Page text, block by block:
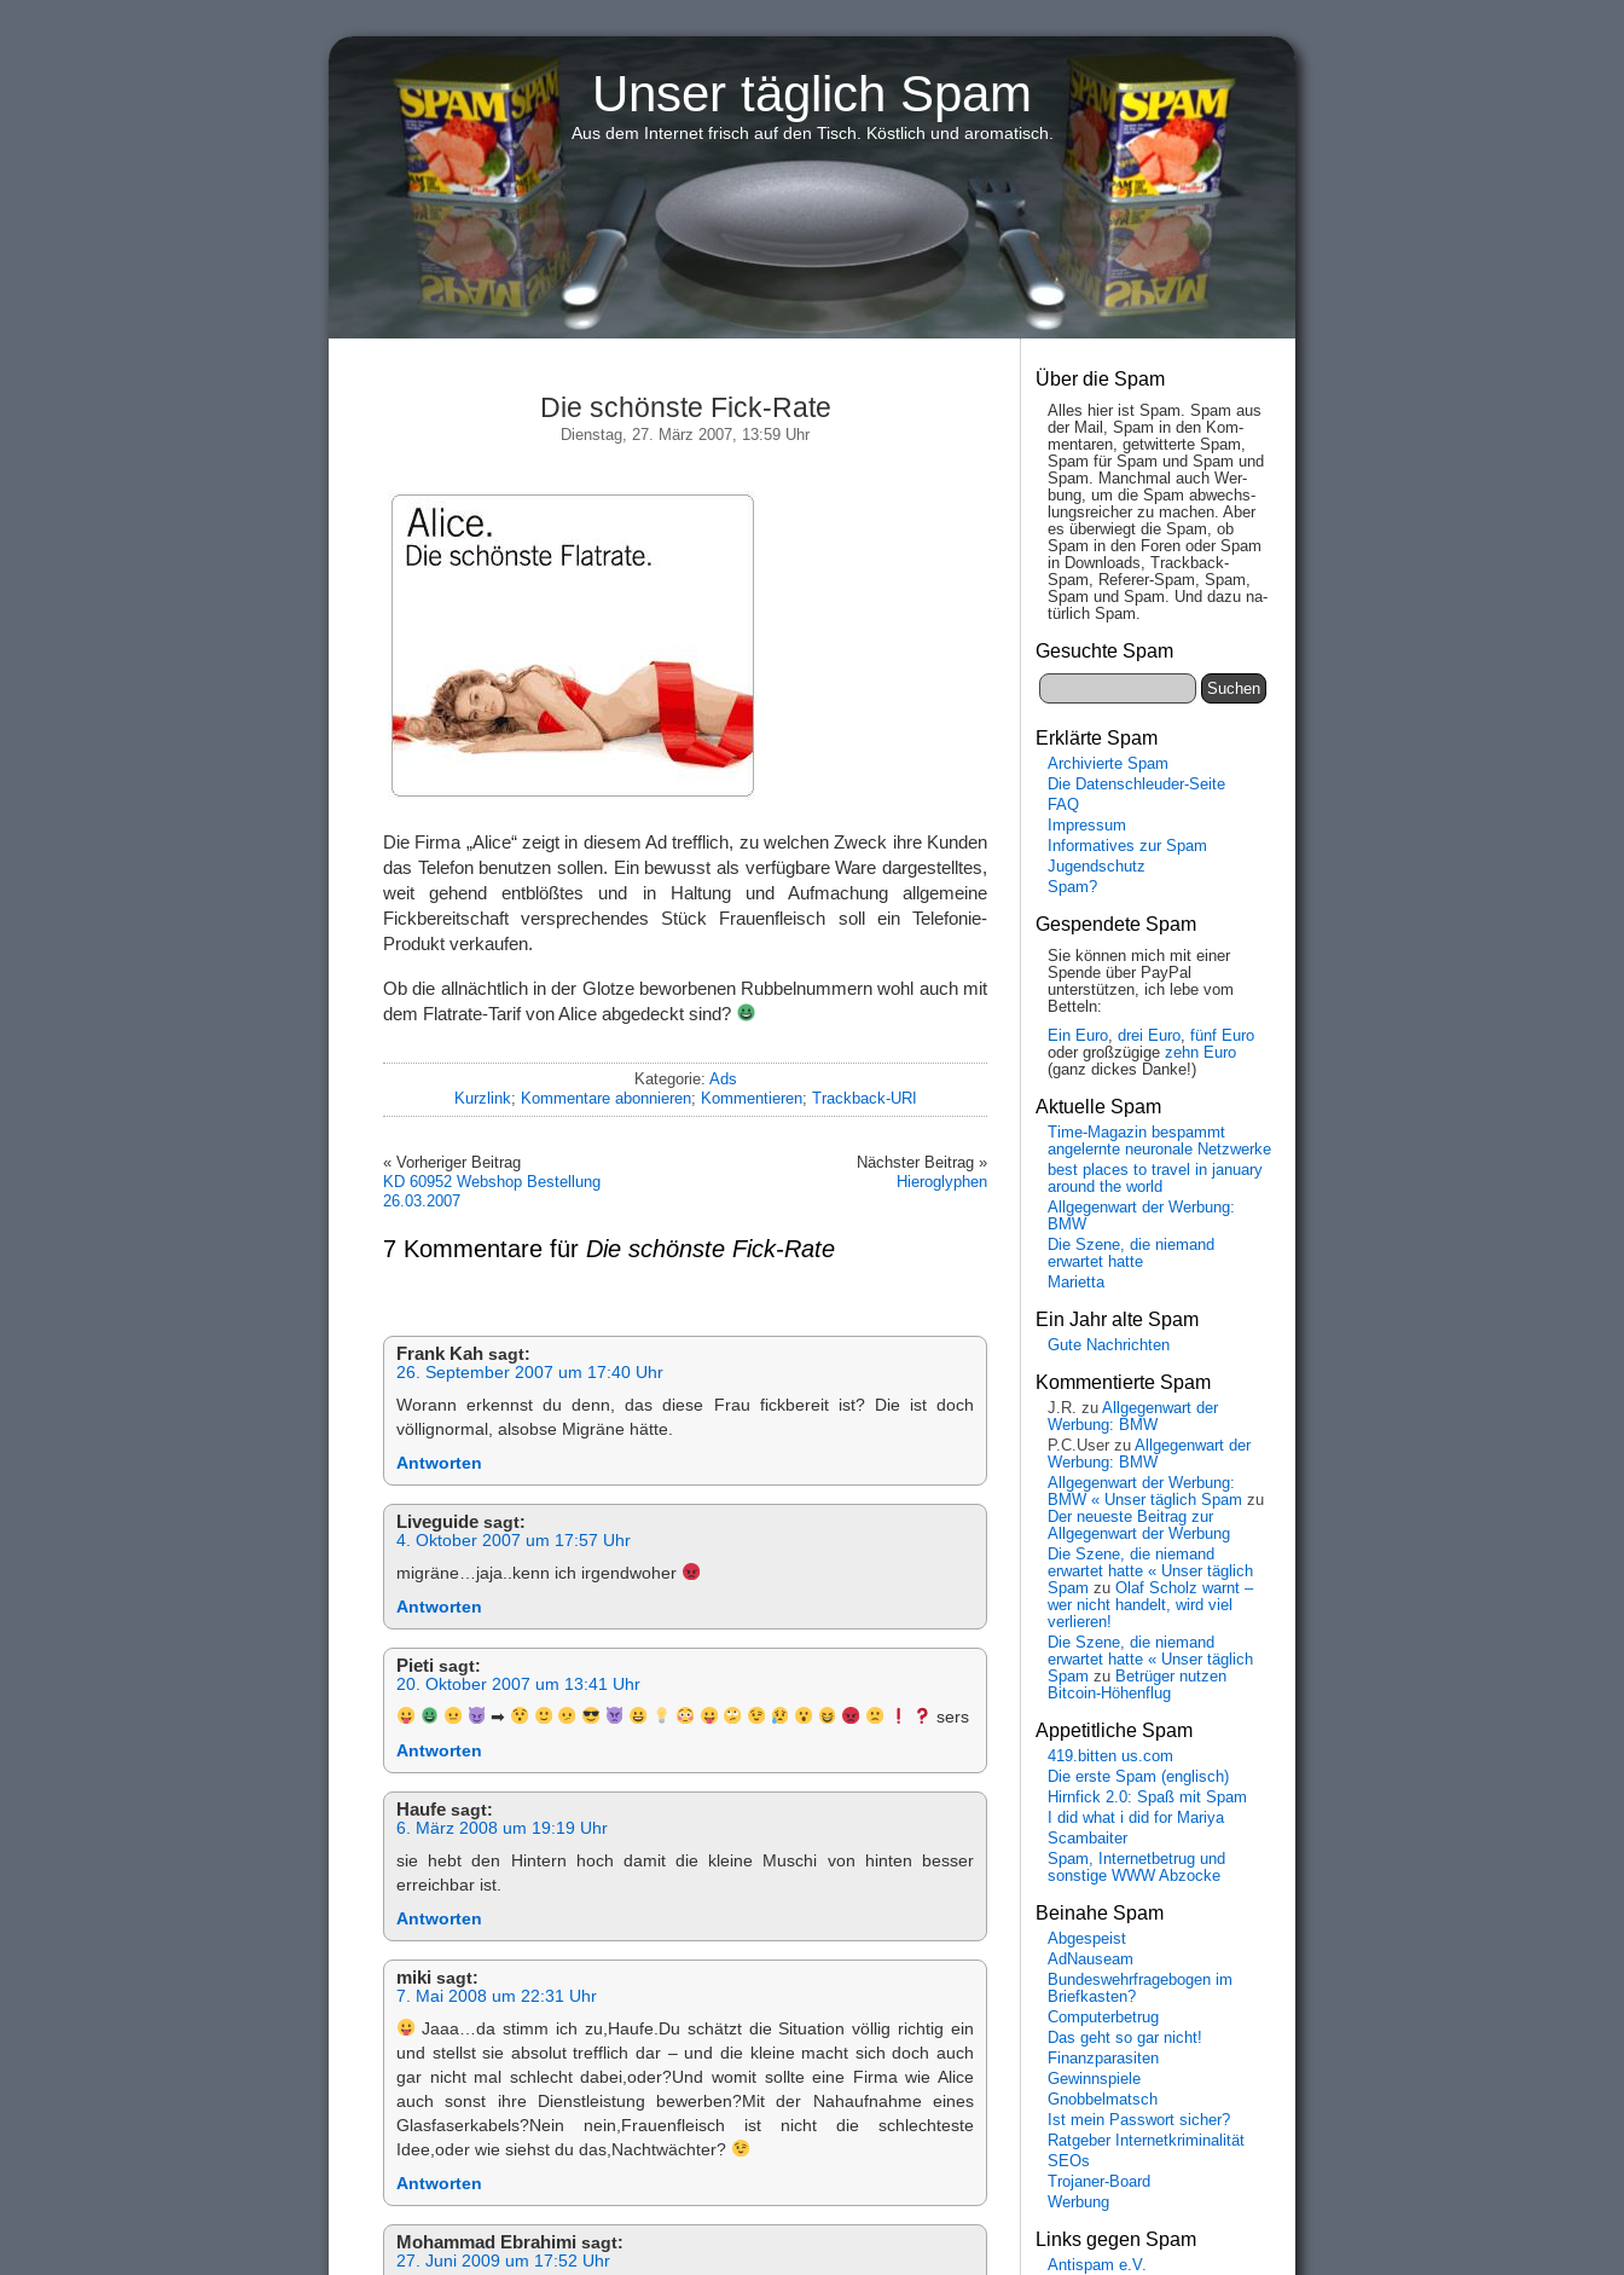
Unser täglich Spam
Aus dem Internet frisch auf den Tisch. Köstlich und aromatisch.
Die schönste Fick-Rate
Dienstag, 27. März 2007, 13:59 Uhr
Die Firma „Alice“ zeigt in diesem Ad trefflich, zu welchen Zweck ihre Kunden
das Telefon benutzen sollen. Ein bewusst als verfügbare Ware dargestelltes,
weit gehend entblößtes und in Haltung und Aufmachung allgemeine
Fickbereitschaft versprechendes Stück Frauenfleisch soll ein Telefonie-
Produkt verkaufen.
Ob die allnächtlich in der Glotze beworbenen Rubbelnummern wohl auch mit
dem Flatrate-Tarif von Alice abgedeckt sind?
Kategorie: Ads
Kurzlink; Kommentare abonnieren; Kommentieren; Trackback-URI
« Vorheriger Beitrag
KD 60952 Webshop Bestellung
26.03.2007
Nächster Beitrag »
Hieroglyphen
7 Kommentare für Die schönste Fick-Rate
Frank Kah sagt:
26. September 2007 um 17:40 Uhr
Worann erkennst du denn, das diese Frau fickbereit ist? Die ist doch
völlignormal, alsobse Migräne hätte.
Antworten
Liveguide sagt:
4. Oktober 2007 um 17:57 Uhr
migräne…jaja..kenn ich irgendwoher
Antworten
Pieti sagt:
20. Oktober 2007 um 13:41 Uhr
➡
sers
Antworten
Haufe sagt:
6. März 2008 um 19:19 Uhr
sie hebt den Hintern hoch damit die kleine Muschi von hinten besser
erreichbar ist.
Antworten
miki sagt:
7. Mai 2008 um 22:31 Uhr
Jaaa…da stimm ich zu,Haufe.Du schätzt die Situation völlig richtig ein
und stellst sie absolut trefflich dar – und die kleine macht sich doch auch
gar nicht mal schlecht dabei,oder?Und womit sollte eine Firma wie Alice
auch sonst ihre Dienstleistung bewerben?Mit der Nahaufnahme eines
Glasfaserkabels?Nein nein,Frauenfleisch ist nicht die schlechteste
Idee,oder wie siehst du das,Nachtwächter?
Antworten
Mohammad Ebrahimi sagt:
27. Juni 2009 um 17:52 Uhr
Über die Spam
Alles hier ist Spam. Spam aus
der Mail, Spam in den Kom­
men­taren, ge­twit­ter­te Spam,
Spam für Spam und Spam und
Spam. Manch­mal auch Wer­
bung, um die Spam ab­wechs­
lungs­reich­er zu mach­en. Aber
es über­wiegt die Spam, ob
Spam in den Fo­ren oder Spam
in Down­loads, Track­back-
Spam, Re­fe­rer-Spam, Spam,
Spam und Spam. Und da­zu na­
tür­lich Spam.
Gesuchte Spam
Erklärte Spam
Archivierte Spam
Die Datenschleuder-Seite
FAQ
Impressum
Informatives zur Spam
Jugendschutz
Spam?
Gespendete Spam
Sie können mich mit einer
Spende über PayPal
unterstützen, ich lebe vom
Betteln:
Ein Euro, drei Euro, fünf Euro
oder großzügige zehn Euro
(ganz dickes Danke!)
Aktuelle Spam
Time-Magazin bespammt
angelernte neuronale Netzwerke
best places to travel in january
around the world
Allgegenwart der Werbung:
BMW
Die Szene, die niemand
erwartet hatte
Marietta
Ein Jahr alte Spam
Gute Nachrichten
Kommentierte Spam
J.R. zu Allgegenwart der
Werbung: BMW
P.C.User zu Allgegenwart der
Werbung: BMW
Allgegenwart der Werbung:
BMW « Unser täglich Spam zu
Der neueste Beitrag zur
Allgegenwart der Werbung
Die Szene, die niemand
erwartet hatte « Unser täglich
Spam zu Olaf Scholz warnt –
wer nicht handelt, wird viel
verlieren!
Die Szene, die niemand
erwartet hatte « Unser täglich
Spam zu Betrüger nutzen
Bitcoin-Höhenflug
Appetitliche Spam
419.bitten us.com
Die erste Spam (englisch)
Hirnfick 2.0: Spaß mit Spam
I did what i did for Mariya
Scambaiter
Spam, Internetbetrug und
sonstige WWW Abzocke
Beinahe Spam
Abgespeist
AdNauseam
Bundeswehrfragebogen im
Briefkasten?
Computerbetrug
Das geht so gar nicht!
Finanzparasiten
Gewinnspiele
Gnobbelmatsch
Ist mein Passwort sicher?
Ratgeber Internetkriminalität
SEOs
Trojaner-Board
Werbung
Links gegen Spam
Antispam e.V.